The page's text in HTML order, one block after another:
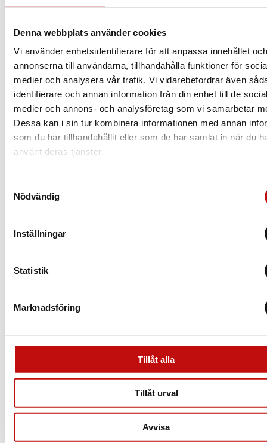
Denna webbplats använder cookies
Vi använder enhetsidentifierare för att anpassa innehållet och
annonserna till användarna, tillhandahålla funktioner för
medier och analysera vår trafik. Vi vidarebefordrar även
identifierare och annan information från din enhet till de
medier och annons- och analysföretag som vi samarbetar
Dessa kan i sin tur kombinera informationen med annan
som du har tillhandahållit eller som de har samlat in när du
använt deras tjänster.
Nödvändig
Inställningar
Statistik
Marknadsföring
Tillåt alla
Tillåt urval
Avvisa
glas? Att ha rätt glas som är anpassade efter
kommer till dina nya glasögon. Vilket glas du
borde välja beror såklart på din syn, men även
Vill du delbetala ditt
köp?